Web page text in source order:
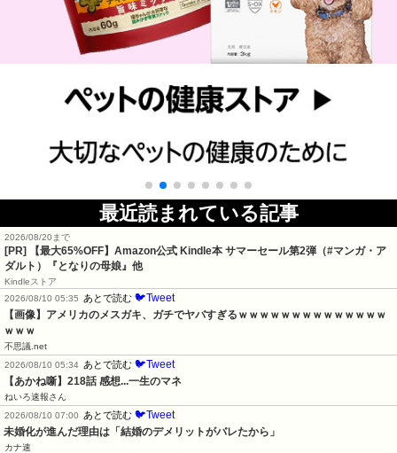
最近読まれている記事
2026/08/20まで
[PR]
【最大65%OFF】Amazon公式 Kindle本 サマーセール第2弾（#マンガ・ア
ダルト）『となりの母娘』他
Kindleストア
2026/08/10 05:35
あとで読む 🐦Tweet
【画像】アメリカのメスガキ、ガチでヤバすぎるｗｗｗｗｗｗｗｗｗｗｗｗｗｗ
ｗｗｗ
不思議.net
2026/08/10 05:34 あとで読む 🐦Tweet
【あかね噺】218話 感想...一生のマネ
ねいろ速報さん
2026/08/10 07:00
あとで読む 🐦Tweet
未婚化が進んだ理由は「結婚のデメリットがバレたから」
カナ速